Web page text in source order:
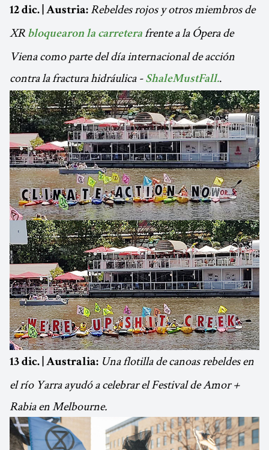
12 dic. | Austria: Rebeldes rojos y otros miembros de
XR bloquearon la carretera frente a la Ópera de
Viena como parte del día internacional de acción
contra la fractura hidráulica - ShaleMustFall..
13 dic. | Australia: Una flotilla de canoas rebeldes en
el río Yarra ayudó a celebrar el Festival de Amor +
Rabia en Melbourne.